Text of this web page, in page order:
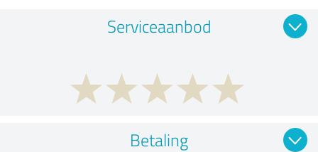
Serviceaanbod
Betaling